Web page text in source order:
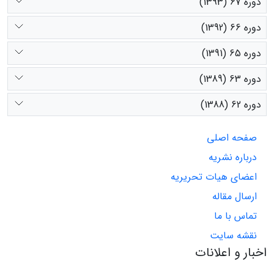
دوره 66 (1392)
دوره 65 (1391)
دوره 63 (1389)
دوره 62 (1388)
صفحه اصلی
درباره نشریه
اعضای هیات تحریریه
ارسال مقاله
تماس با ما
نقشه سایت
اخبار و اعلانات